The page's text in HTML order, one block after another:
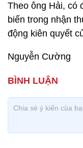
Theo ông Hải, có
biến trong nhận
động kiên quyết
Nguyễn Cường